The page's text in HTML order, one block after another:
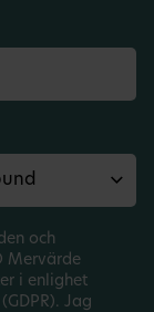
och
Mervärde
i enlighet
Jag